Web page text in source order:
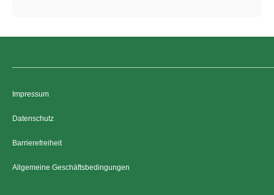
Impressum
Datenschutz
Barrierefreiheit
Allgemeine Geschäftsbedingungen